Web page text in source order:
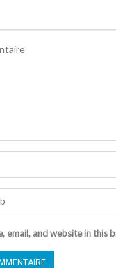
email, and website in